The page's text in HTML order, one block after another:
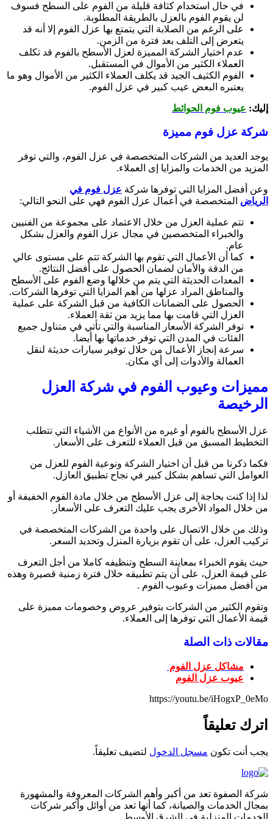
في حال استخدام كثافة قليلة من الفوم على السطح فسوف
لن يقوم الفوم بالعزل بالطريقة المطلوبة.
على الرغم من الصلابة التي يتمتع بها عزل الفوم إلا أنه قد
يتعرض إلى التلف بعد فترة من الزمن.
عدم اختيار الشركة المميزة لعزل الأسطح بالفوم قد تكلف
العملاء الكثير من الأموال في المستقبل.
الفوم الكثيف الجيد قد يكلف العملاء الكثير من الأموال وهو ما
يعتبره البعض عيب كبير في عزل الفوم.
إليك: عيوب فوم الحوائط
شركة عزل فوم مميزة
يوجد العديد من الشركات المتخصصة في عزل الفوم، والتي توفر
المزيد من الخدمات والمزايا إى العملاء.
وعن أفضل المزايا التي توفرها شركة عزل فوم في
الرياض المتخصصة في أعمال عزل الفوم فهي على النحو التالي:
تتم عملية العزل من خلال الاعتماد على مجموعة من الفنيين
والخبراء المتخصصين في مجال عزل الفوم والعزل بشكل
عام.
كما أن الأعمال التي تقوم بها الشركة تتم على مستوى عالي
من الدقة والأمان لضمان الحصول على أفضل النتائج.
المعدات الحديثة التي يتم من خلالها وضع الفوم على الأسطح
والمناطق المراد عزلها من أهم المزايا التي توفرها الشركات.
الحصول على الضمانات الكافية من قبل الشركة على عملية
العزل التي قامت بها مما يزيد من ثقة العملاء.
توفر الشركة الأسعار المناسبة والتي تأتي في متناول جميع
الفئات في المدن التي توفر خدماتها بها أيضا.
سرعة إنجاز الأعمال من خلال توفير سيارات حديثة لنقل
العمالة والأدوات إلى أي مكان.
مميزات وعيوب الفوم في شركة العزل
الرخيصة
عزل الأسطح بالفوم أو غيره من الأنواع من الأشياء التي تتطلب
التخطيط المسبق من قبل العملاء للتعرف على الأسعار.
فكما ذكرنا من قبل أن اختيار الشركة ونوعية الفوم للعزل من
العوامل التي تساهم بشكل كبير في نجاح تطبيق العازل.
لذا إذا كنت بحاجة إلى عزل الأسطح من خلال مادة الفوم الخفيفة أو
من خلال المواد الأخرى يجب عليك التعرف على الأسعار.
وذلك من خلال الاتصال على واحدة من الشركات المتخصصة في
تركيب العزل، على أن تقوم بزيارة المنزل وتحديد السعر.
حيث يقوم الخبراء بمعاينة السطح وتنظيفه كاملا من أجل التعرف
على قيمة العزل، على أن يتم تطبيقه خلال فترة زمنية قصيرة وهذه
من أفضل مميزات وعيوب الفوم .
وتقوم الكثير من الشركات بتوفير عروض وخصومات مميزة على
قيمة الأعمال التي توفرها إلى العملاء.
مقالات ذات الصلة
مشاكل عزل الفوم
عيوب عزل الفوم
https://youtu.be/iHogxP_0eMo
اترك تعليقاً
يجب أنت تكون مسجل الدخول لتضيف تعليقاً.
شركة الصفوة تعد من أكبر وأهم الشركات المعروفة والمشهورة
بمجال الخدمات والصيانة، كما أنها تعد من أوائل وأكبر شركات
الخدمات المنزلية في الشرق الأوسط